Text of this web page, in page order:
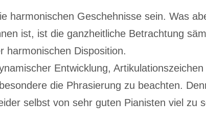
harmonischen Geschehnisse sein. Was
ist, ist die ganzheitliche Betrachtung
harmonischen Disposition.
Entwicklung,
die Phrasierung zu beachten.
selbst von sehr guten Pianisten viel zu